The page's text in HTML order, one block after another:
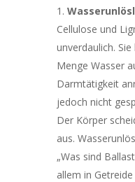
Cellulose und
unverdaulich.
Menge Wasser
Darmtätigkeit
jedoch nicht
Der Körper
aus.
„Was sind
allem in